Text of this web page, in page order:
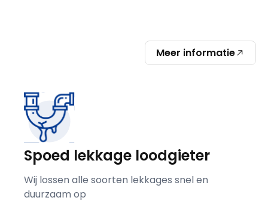
Meer informatie
Spoed lekkage loodgieter
Wij lossen alle soorten lekkages snel en
duurzaam op